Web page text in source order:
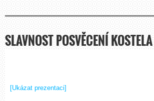
SLAVNOST POSVĚCENÍ
[Ukázat prezentaci]